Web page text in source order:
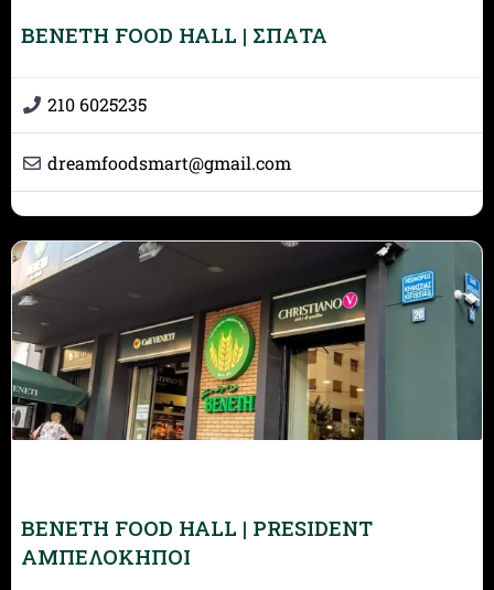
BENETH FOOD HALL | ΣΠΑΤΑ
210 6025235
dreamfoodsmart@gmail.com
BENETH FOOD HALL | PRESIDENT
ΑΜΠΕΛΟΚΗΠΟΙ